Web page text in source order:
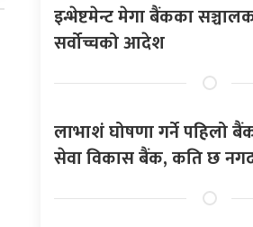
इन्भेष्टमेन्ट मेगा बैंकका
सर्वोच्चको आदेश
लाभाशं घोषणा गर्ने पहिलो
सेवा विकास बैंक, कति छ